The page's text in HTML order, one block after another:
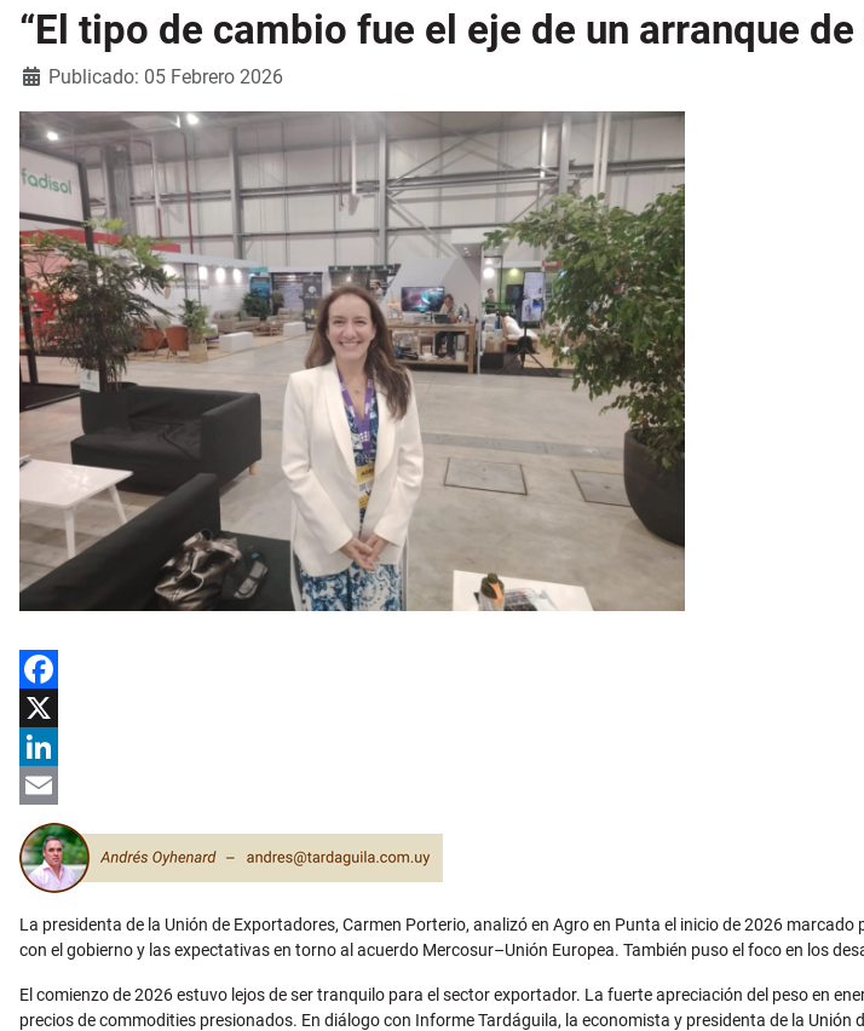
“El tipo de cambio fue el eje de un arranque
Detalles
Publicado: 05 Febrero 2026
Facebook
X
LinkedIn
Email
La presidenta de la Unión de Exportadores, Carmen Porterio, analizó en Agro en Punta el inicio de 2026
con el gobierno y las expectativas en torno al acuerdo Mercosur–Unión Europea. También puso el foco en los
El comienzo de 2026 estuvo lejos de ser tranquilo para el sector exportador. La fuerte apreciación del peso en
precios de commodities presionados. En diálogo con Informe Tardáguila, la economista y presidenta de la